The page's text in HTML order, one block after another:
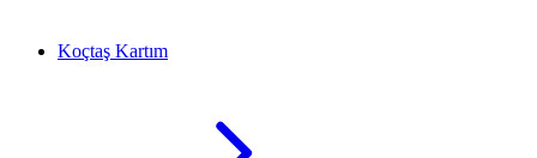
Koçtaş Kartım